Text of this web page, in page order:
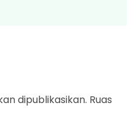
dipublikasikan. Ruas